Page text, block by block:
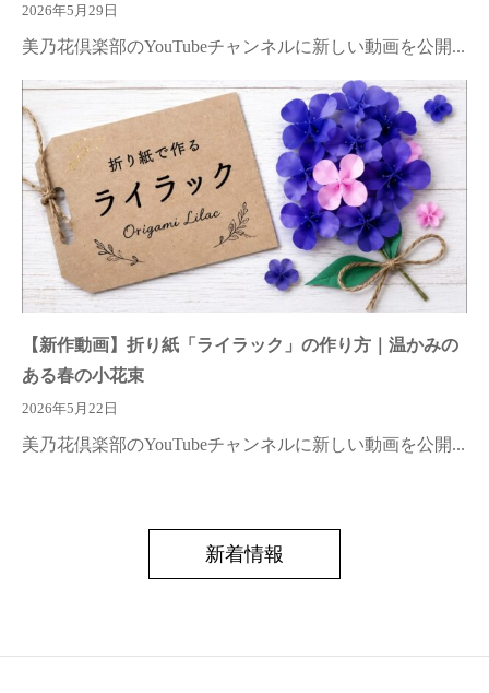
2026年5月29日
美乃花倶楽部のYouTubeチャンネルに新しい動画を公開...
【新作動画】折り紙「ライラック」の作り方｜温かみの
ある春の小花束
2026年5月22日
美乃花倶楽部のYouTubeチャンネルに新しい動画を公開...
新着情報